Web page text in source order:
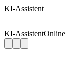
KI-Assistent
KI-AssistentOnline